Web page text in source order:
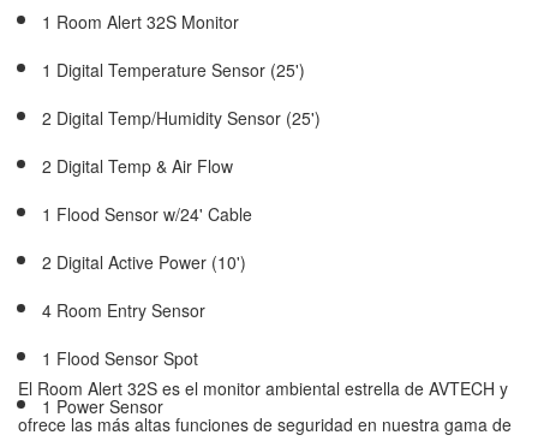
1 Room Alert 32S Monitor
1 Digital Temperature Sensor (25')
2 Digital Temp/Humidity Sensor (25')
2 Digital Temp & Air Flow
1 Flood Sensor w/24' Cable
2 Digital Active Power (10')
4 Room Entry Sensor
1 Flood Sensor Spot
1 Power Sensor
El Room Alert 32S es el monitor ambiental estrella de AVTECH y
ofrece las más altas funciones de seguridad en nuestra gama de